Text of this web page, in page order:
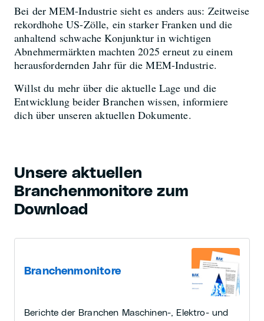
Bei der MEM-Industrie sieht es anders aus: Zeitweise
rekordhohe US-Zölle, ein starker Franken und die
anhaltend schwache Konjunktur in wichtigen
Abnehmermärkten machten 2025 erneut zu einem
herausfordernden Jahr für die MEM-Industrie.
Willst du mehr über die aktuelle Lage und die
Entwicklung beider Branchen wissen, informiere
dich über unseren aktuellen Dokumente.
Unsere aktuellen
Branchenmonitore zum
Download
Branchenmonitore
Berichte der Branchen Maschinen-, Elektro- und